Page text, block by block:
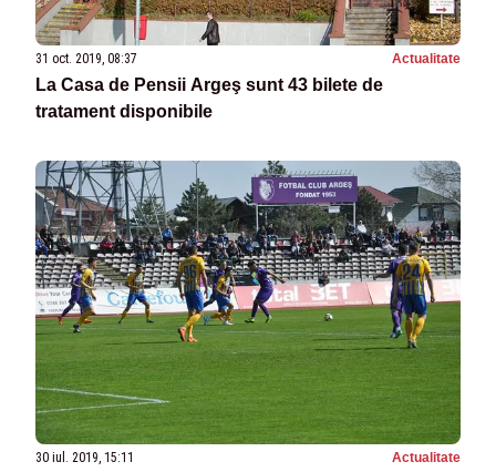
31 oct. 2019, 08:37 Actualitate
La Casa de Pensii Argeş sunt 43 bilete de
tratament disponibile
30 iul. 2019, 15:11 Actualitate